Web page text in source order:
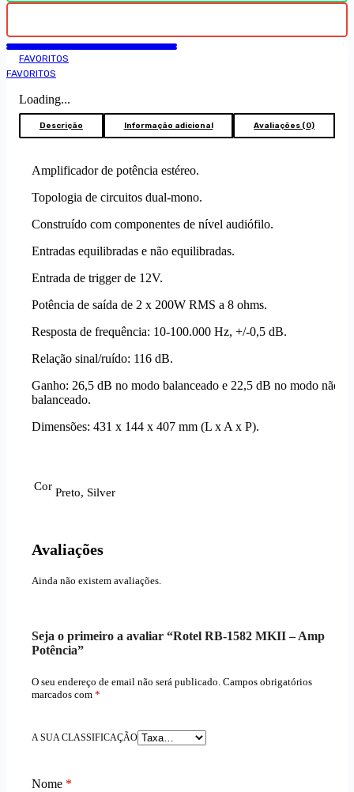
FAVORITOS
FAVORITOS
Loading...
Descrição Informação adicional Avaliações (0)
Amplificador de potência estéreo.
Topologia de circuitos dual-mono.
Construído com componentes de nível audiófilo.
Entradas equilibradas e não equilibradas.
Entrada de trigger de 12V.
Potência de saída de 2 x 200W RMS a 8 ohms.
Resposta de frequência: 10-100.000 Hz, +/-0,5 dB.
Relação sinal/ruído: 116 dB.
Ganho: 26,5 dB no modo balanceado e 22,5 dB no modo não
balanceado.
Dimensões: 431 x 144 x 407 mm (L x A x P).
Cor Preto, Silver
Avaliações
Ainda não existem avaliações.
Seja o primeiro a avaliar “Rotel RB-1582 MKII – Amp
Potência”
O seu endereço de email não será publicado. Campos obrigatórios
marcados com *
A SUA CLASSIFICAÇÃO
Nome *